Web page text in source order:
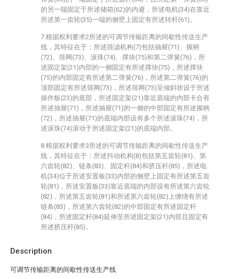
Description
可调节传输距离的间歇性传送生产线
的另一端固定于所述储箱(62)的内避，所述电机(34)在靠近
所述第一齿轮(35)一端的侧壁上固定有所述转杆(61)。
7.根据权利要求2所述的可调节传输距离的间歇性传送生产
线，其特征在于：所述筛滤机构(7)包括抽屉(71)、握柄
(72)、筛网(73)、滚珠(74)、撑块(75)和第二弹簧(76)，所
述固定架(21)内部的一侧固定有所述撑块(75)，所述撑块
(75)的内部固定有所述第二弹簧(76)，所述第二弹簧(76)的
顶部固定有所述筛网(73)，所述筛网(73)呈倾斜状设于所述
操作板(23)的底部，所述固定架(21)靠近底端的内部卡合有
所述抽屉(71)，所述抽屉(71)的一侧的中部固定有所述握柄
(72)，所述抽屉(71)的底端内部设有多个所述滚珠(74)，所
述滚珠(74)滚动于所述固定架(21)的底端内部。
8.根据权利要求3所述的可调节传输距离的间歇性传送生产
线，其特征在于：所述抖动机构(8)包括第五齿轮(81)、第
六齿轮(82)、链条(83)、固定杆(84)和挤压杆(85)，所述电
机(34)位于所述安置板(33)内部的侧壁上固定有所述第五齿
轮(81)，所述安置板(33)靠近底端的内部设有所述第六齿轮
(82)，所述第五齿轮(81)和所述第六齿轮(82)上缠绕有所述
链条(83)，所述第六齿轮(82)的中部固定有所述固定杆
(84)，所述固定杆(84)延伸至所述固定架(21)内部且固定有
所述挤压杆(85)。